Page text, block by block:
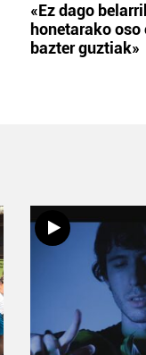
«Ez dago
honetarako oso
bazter guztiak»